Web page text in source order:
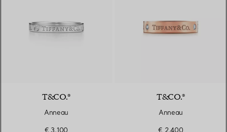
T&CO.®
Anneau
€ 3.100
T&CO.®
Anneau
€ 2.400